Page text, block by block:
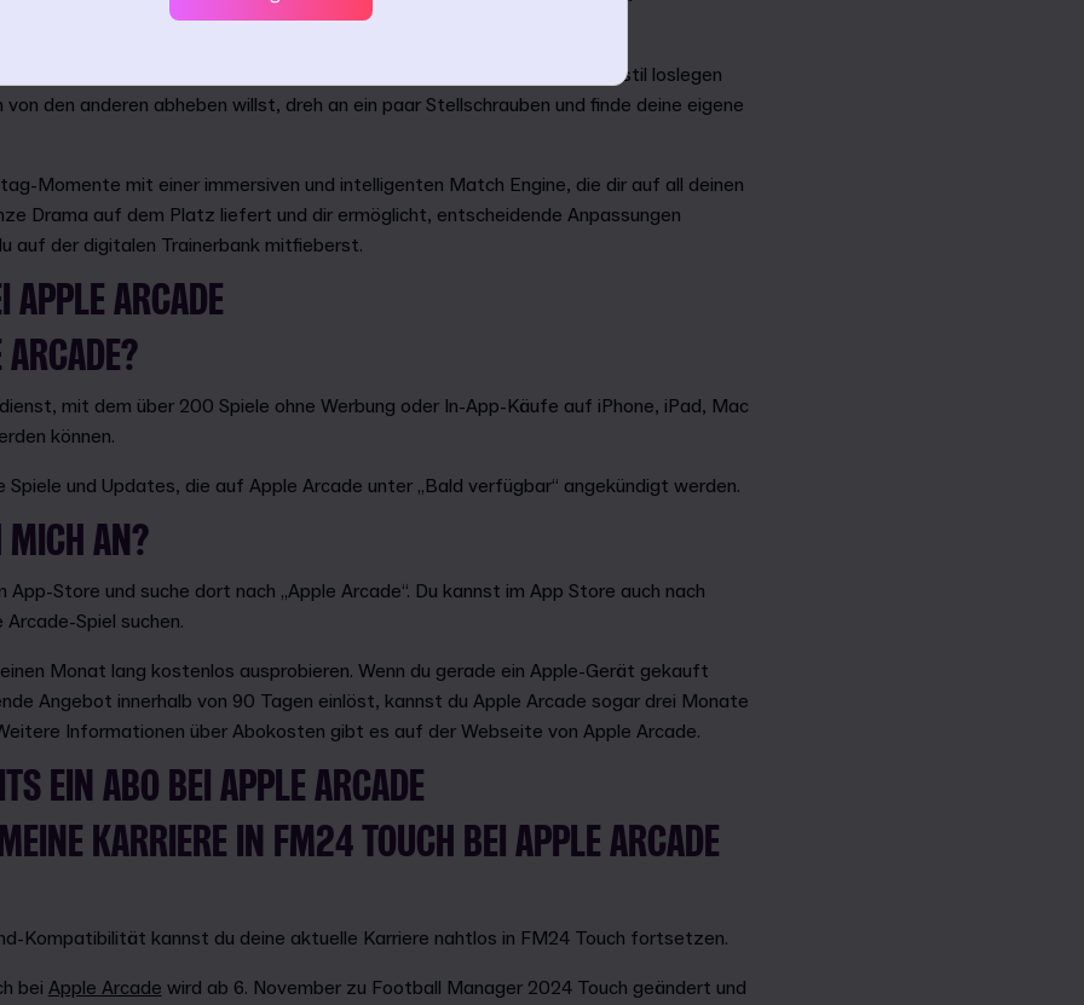
Taktiken im Fußball zur Verfügung, damit du sofort mit deinem Spielstil loslegen
von den anderen abheben willst, dreh an ein paar Stellschrauben und finde deine eigene
Momente mit einer immersiven und intelligenten Match Engine, die dir auf all deinen
Drama auf dem Platz liefert und dir ermöglicht, entscheidende Anpassungen
auf der digitalen Trainerbank mitfieberst.
APPLE ARCADE
mit dem über 200 Spiele ohne Werbung oder In-App-Käufe auf iPhone, iPad, Mac
können.
Spiele und Updates, die auf Apple Arcade unter „Bald verfügbar“ angekündigt werden.
MICH AN?
App-Store und suche dort nach „Apple Arcade“. Du kannst im App Store auch nach
Spiel suchen.
Monat lang kostenlos ausprobieren. Wenn du gerade ein Apple-Gerät gekauft
Angebot innerhalb von 90 Tagen einlöst, kannst du Apple Arcade sogar drei Monate
Informationen über Abokosten gibt es auf der Webseite von Apple Arcade.
EIN ABO BEI APPLE ARCADE
KARRIERE IN FM24 TOUCH BEI APPLE ARCADE
Kompatibilität kannst du deine aktuelle Karriere nahtlos in FM24 Touch fortsetzen.
bei Apple Arcade wird ab 6. November zu Football Manager 2024 Touch geändert und